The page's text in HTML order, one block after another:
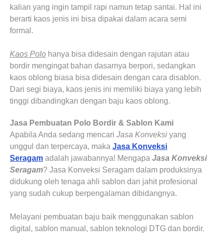
kalian yang ingin tampil rapi namun tetap santai. Hal ini
berarti kaos jenis ini bisa dipakai dalam acara semi
formal.
Kaos Polo hanya bisa didesain dengan rajutan atau
bordir mengingat bahan dasarnya berpori, sedangkan
kaos oblong biasa bisa didesain dengan cara disablon.
Dari segi biaya, kaos jenis ini memiliki biaya yang lebih
tinggi dibandingkan dengan baju kaos oblong.
Jasa Pembuatan Polo Bordir & Sablon Kami
Apabila Anda sedang mencari Jasa Konveksi yang
unggul dan terpercaya, maka Jasa Konveksi
Seragam adalah jawabannya! Mengapa Jasa Konveksi
Seragam? Jasa Konveksi Seragam dalam produksinya
didukung oleh tenaga ahli sablon dan jahit profesional
yang sudah cukup berpengalaman dibidangnya.
Melayani pembuatan baju baik menggunakan sablon
digital, sablon manual, sablon teknologi DTG dan bordir.